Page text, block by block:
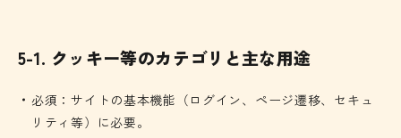
5-1. クッキー等のカテゴリと主な用途
必須：サイトの基本機能（ログイン、ページ遷移、セキュ
リティ等）に必要。